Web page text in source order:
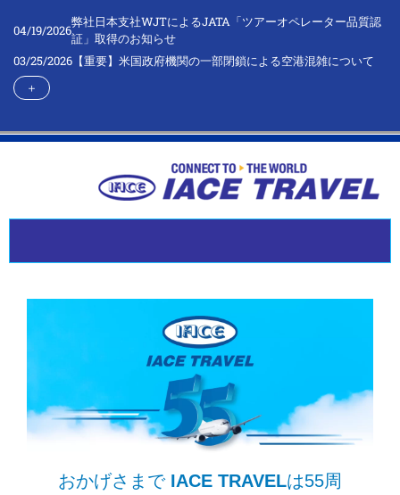
04/19/2026
弊社日本支社WJTによるJATA「ツアーオペレーター品質認
証」取得のお知らせ
03/25/2026 【重要】米国政府機関の一部閉鎖による空港混雑について
＋
おかげさまで IACE TRAVELは55周